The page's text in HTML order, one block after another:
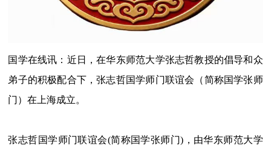
国学在线讯：近日，在华东师范大学张志哲教授的倡导和众
弟子的积极配合下，张志哲国学师门联谊会（简称国学张师
门）在上海成立。
张志哲国学师门联谊会(简称国学张师门)，由华东师范大学